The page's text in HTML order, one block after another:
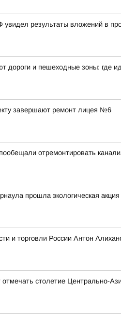
увидел результаты вложений в
дороги и пешеходные зоны: где
завершают ремонт лицея №6
отремонтировать
прошла экологическая акция
и торговли России Антон
столетие Центрально-